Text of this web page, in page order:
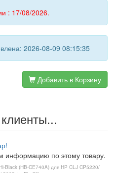
: 17/08/2026.
2026-08-09 08:15:35
Добавить в Корзину
информацию по этому товару.
Black (HB-CE740A) для HP CLJ CP5220/